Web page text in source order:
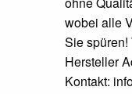
wobei alle
Sie spüren!
Hersteller
Kontakt: